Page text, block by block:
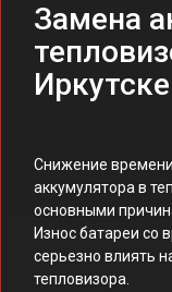
Замена
Иркутске
Снижение
аккумулятора в
основными
Износ батареи со
серьезно влиять
тепловизора.